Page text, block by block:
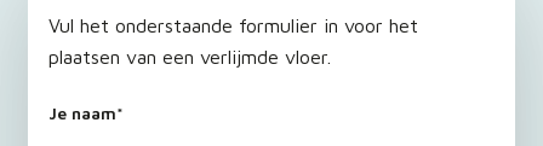
Vul het onderstaande formulier in voor het
plaatsen van een verlijmde vloer.
Je naam*